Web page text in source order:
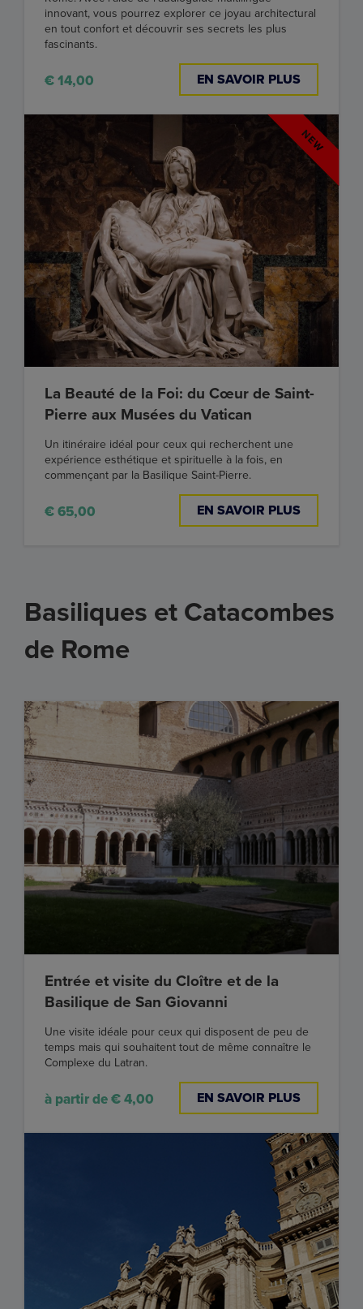
innovant, vous pourrez explorer ce joyau architectural
en tout confort et découvrir ses secrets les plus
fascinants.
€ 14,00 EN SAVOIR PLUS
La Beauté de la Foi: du Cœur de Saint-
Pierre aux Musées du Vatican
Un itinéraire idéal pour ceux qui recherchent une
expérience esthétique et spirituelle à la fois, en
commençant par la Basilique Saint-Pierre.
€ 65,00 EN SAVOIR PLUS
Basiliques et Catacombes
de Rome
Entrée et visite du Cloître et de la
Basilique de San Giovanni
Une visite idéale pour ceux qui disposent de peu de
temps mais qui souhaitent tout de même connaître le
Complexe du Latran.
à partir de € 4,00 EN SAVOIR PLUS